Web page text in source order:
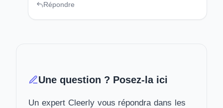
Répondre
Une question ? Posez-la ici
Un expert Cleerly vous répondra dans les